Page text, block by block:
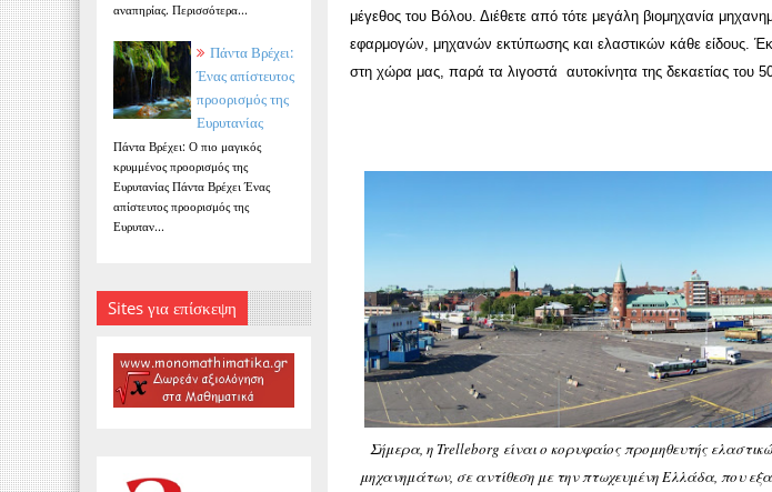
αναπηρίας. Περισσότερα...
Πάντα Βρέχει:
Ένας απίστευτος
προορισμός της
Ευρυτανίας
Πάντα Βρέχει: Ο πιο μαγικός
κρυμμένος προορισμός της
Ευρυτανίας Πάντα Βρέχει Ένας
απίστευτος προορισμός της
Ευρυταν...
Sites για επίσκεψη
μέγεθος του Βόλου. Διέθετε από τότε μεγάλη βιομηχανία
εφαρμογών, μηχανών εκτύπωσης και ελαστικών κάθε είδους.
στη χώρα μας, παρά τα λιγοστά αυτοκίνητα της δεκαετίας του
Σήμερα, η Trelleborg είναι ο κορυφαίος προμηθευτής
μηχανημάτων, σε αντίθεση με την πτωχευμένη Ελλάδα, που